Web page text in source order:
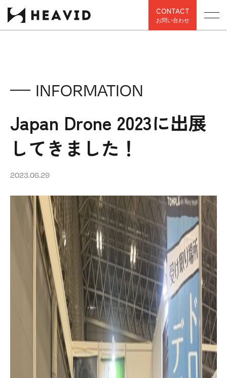
CONTACT
お問い合わせ
INFORMATION
Japan Drone 2023に出展
してきました！
2023.06.29